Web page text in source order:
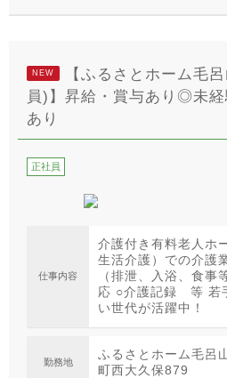
NEW
【ふるさとホーム毛
員)】昇給・賞与あり◎未
あり
正社員
仕事内容
介護付き有料老人ホ
生活介護）での介護
（排泄、入浴、食事
応 ○介護記録 等 若
い世代が活躍中！
勤務地
ふるさとホーム毛呂
町西大久保879